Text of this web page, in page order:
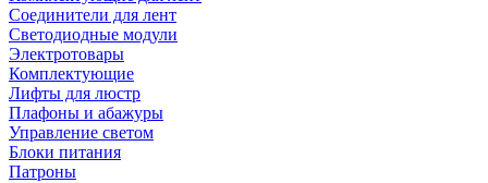
Соединители для лент
Светодиодные модули
Электротовары
Комплектующие
Лифты для люстр
Плафоны и абажуры
Управление светом
Блоки питания
Патроны